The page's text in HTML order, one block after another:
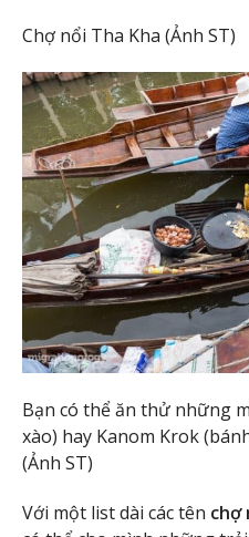
Chợ nổi Tha Kha (Ảnh ST)
Bạn có thể ăn thử những
xào) hay Kanom Krok
(Ảnh ST)
Với một list dài các tên chợ